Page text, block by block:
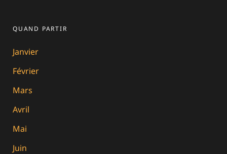
QUAND PARTIR
Janvier
Février
Mars
Avril
Mai
Juin